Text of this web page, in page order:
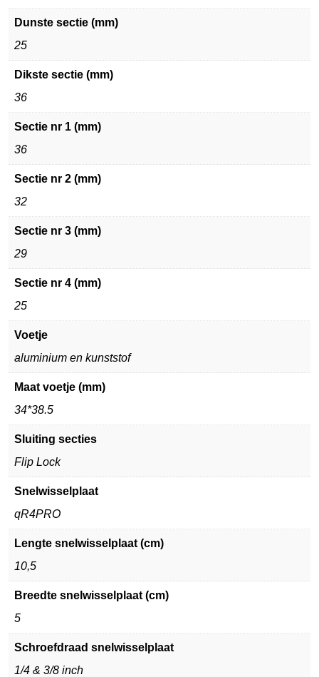
Dunste sectie (mm)
25
Dikste sectie (mm)
36
Sectie nr 1 (mm)
36
Sectie nr 2 (mm)
32
Sectie nr 3 (mm)
29
Sectie nr 4 (mm)
25
Voetje
aluminium en kunststof
Maat voetje (mm)
34*38.5
Sluiting secties
Flip Lock
Snelwisselplaat
qR4PRO
Lengte snelwisselplaat (cm)
10,5
Breedte snelwisselplaat (cm)
5
Schroefdraad snelwisselplaat
1/4 & 3/8 inch